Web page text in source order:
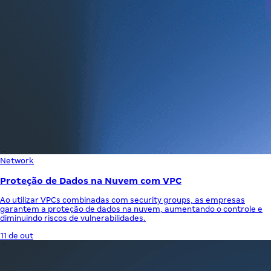
Network
Proteção de Dados na Nuvem com VPC
Ao utilizar VPCs combinadas com security groups, as empresas
garantem a proteção de dados na nuvem, aumentando o controle e
diminuindo riscos de vulnerabilidades.
11 de out